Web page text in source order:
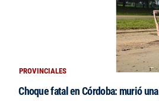
PROVINCIALES
Choque fatal en Córdoba: murió